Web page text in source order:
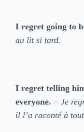
I regret going to
au lit si tard.
I regret telling
everyone. = Je
il l’a raconté à